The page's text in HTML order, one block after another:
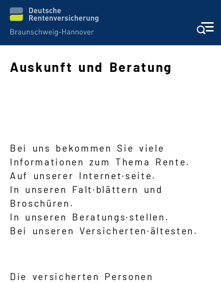
Auskunft und Beratung
Bei uns bekommen Sie viele
Informationen zum Thema Rente.
Auf unserer Internet·seite.
In unseren Falt·blättern und
Broschüren.
In unseren Beratungs·stellen.
Bei unseren Versicherten·­ältesten.
Die versicherten Personen